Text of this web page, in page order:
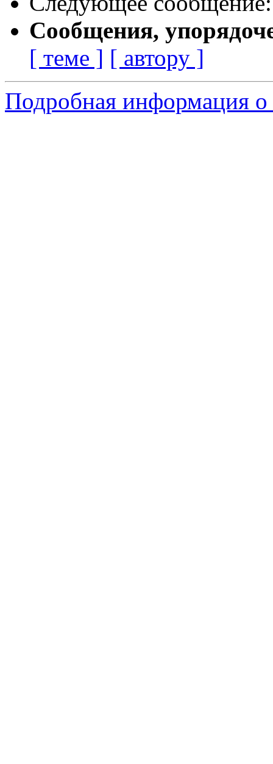
Сообщения,
[ теме ] [ автору ]
Подробная информация